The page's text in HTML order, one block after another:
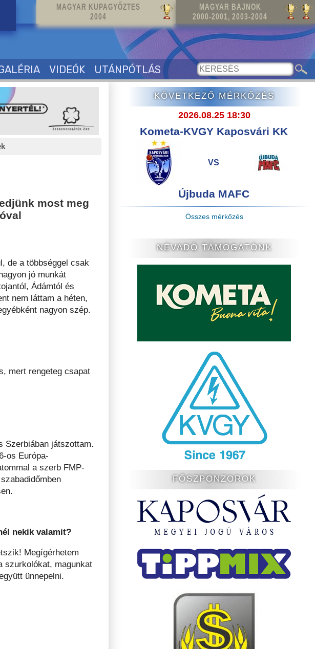
MAGYAR KUPAGYŐZTES
2004
MAGYAR BAJNOK
2000-2001, 2003-2004
VIDEÓK UTÁNPÓTLÁS
most meg
de a többséggel csak
jó munkát
Ádámtól és
nem láttam a héten,
nagyon szép.
mert rengeteg csapat
Szerbiában játszottam.
os Európa-
a szerb FMP-
nekik valamit?
Megígérhetem
szurkolókat, magunkat
ünnepelni.
KÖVETKEZŐ MÉRKŐZÉS
2026.08.25 18:30
Kometa-KVGY Kaposvári KK
VS
Újbuda MAFC
Összes mérkőzés
NÉVADÓ TÁMOGATÓNK
FŐSZPONZOROK